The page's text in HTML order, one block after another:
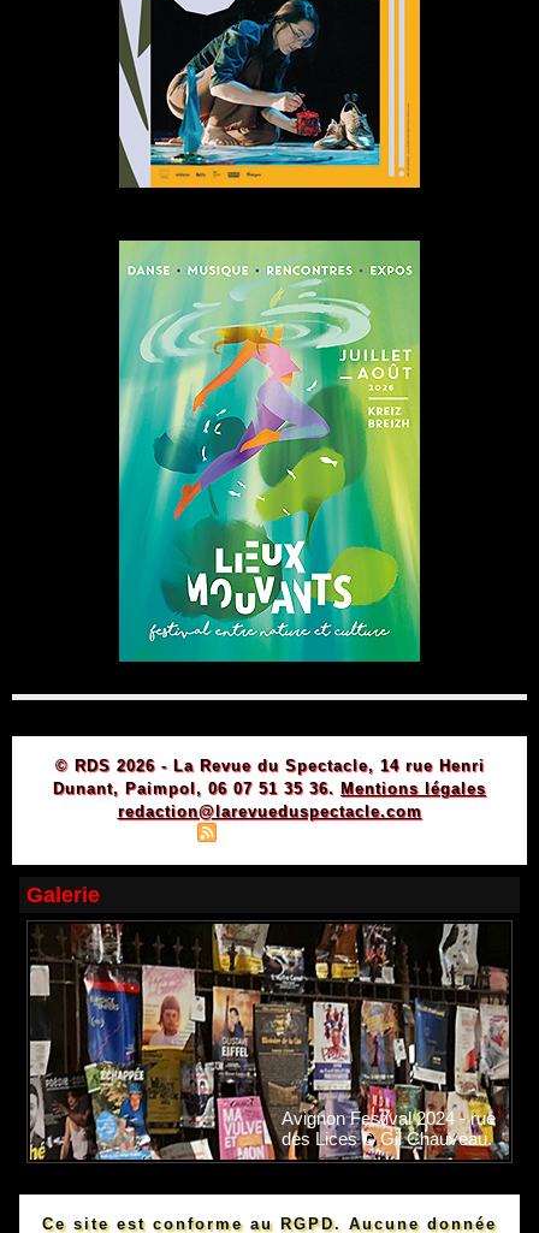
© RDS 2026 - La Revue du Spectacle, 14 rue Henri
Dunant, Paimpol, 06 07 51 35 36. Mentions légales
redaction@larevueduspectacle.com
Galerie
Avignon Festival 2024 - rue
des Lices © Gil Chauveau.
Ce site est conforme au RGPD. Aucune donnée